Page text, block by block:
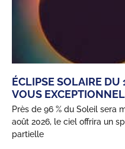
ÉCLIPSE SOLAIRE
VOUS
Près de 96 % du Soleil sera
août 2026, le ciel offrira un
partielle